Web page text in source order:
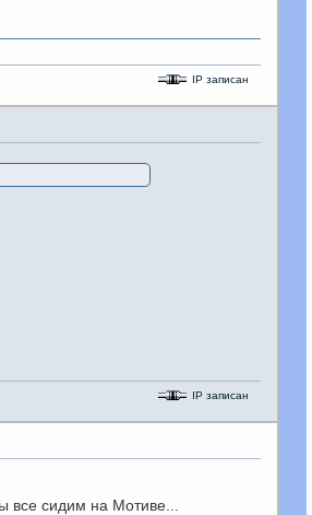
IP записан
IP записан
все сидим на Мотиве...